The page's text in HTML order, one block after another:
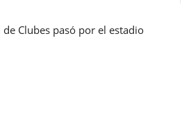
Clubes pasó por el estadio